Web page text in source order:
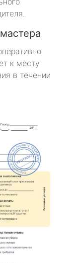
к месту
в течении